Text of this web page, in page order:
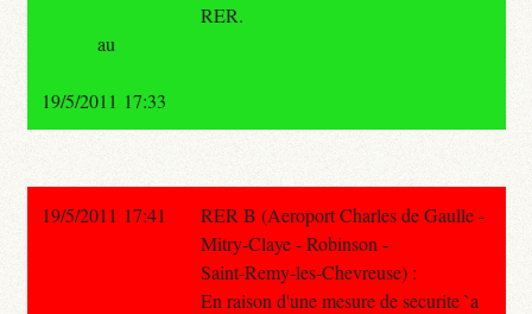
RER.
au
19/5/2011 17:33
19/5/2011 17:41
RER B (Aeroport Charles de Gaulle -
Mitry-Claye - Robinson -
Saint-Remy-les-Chevreuse) :
En raison d'une mesure de securite `a